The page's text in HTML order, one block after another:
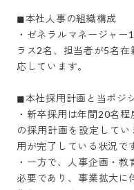
◼︎本社人事の組織構成
・ゼネラルマネージャ
ラス2名、担当者が5名
応しています。
◼︎本社採用計画と当ポジ
・新卒採用は年間20名
の採用計画を設定して
用が完了している状況で
・一方で、人事企画・
必要であり、事業拡大に